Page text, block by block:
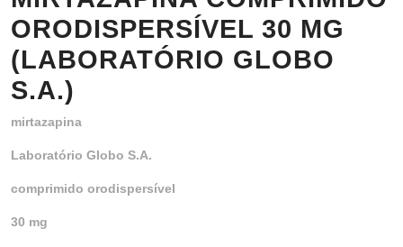
ORODISPERSÍVEL 30 MG
(LABORATÓRIO GLOBO
S.A.)
mirtazapina
Laboratório Globo S.A.
comprimido orodispersível
30 mg